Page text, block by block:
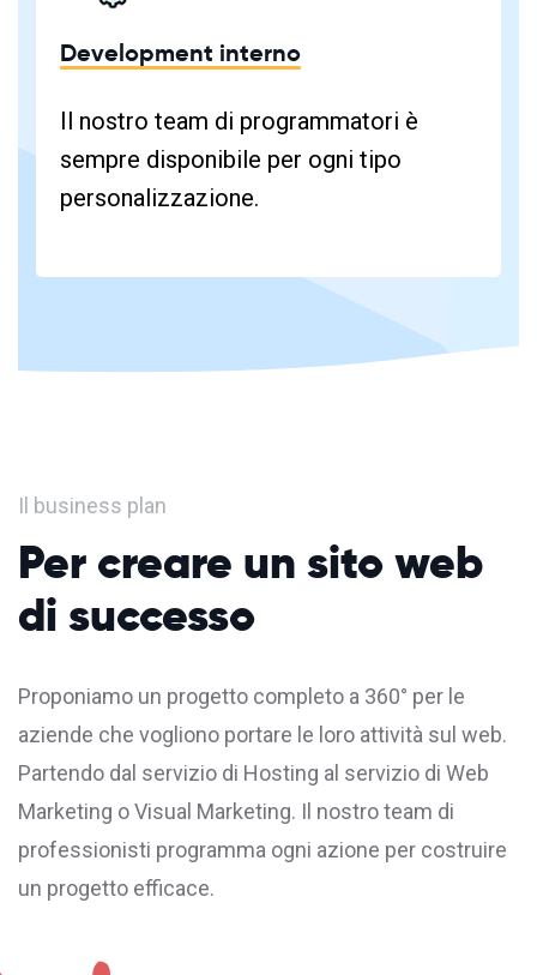
Development interno
Il nostro team di programmatori è
sempre disponibile per ogni tipo
personalizzazione.
Il business plan
Per creare un sito web
di successo
Proponiamo un progetto completo a 360° per le
aziende che vogliono portare le loro attività sul web.
Partendo dal servizio di Hosting al servizio di Web
Marketing o Visual Marketing. Il nostro team di
professionisti programma ogni azione per costruire
un progetto efficace.